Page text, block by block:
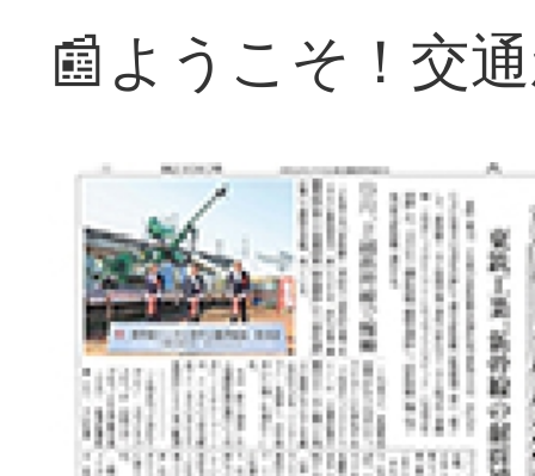
📰ようこそ！交